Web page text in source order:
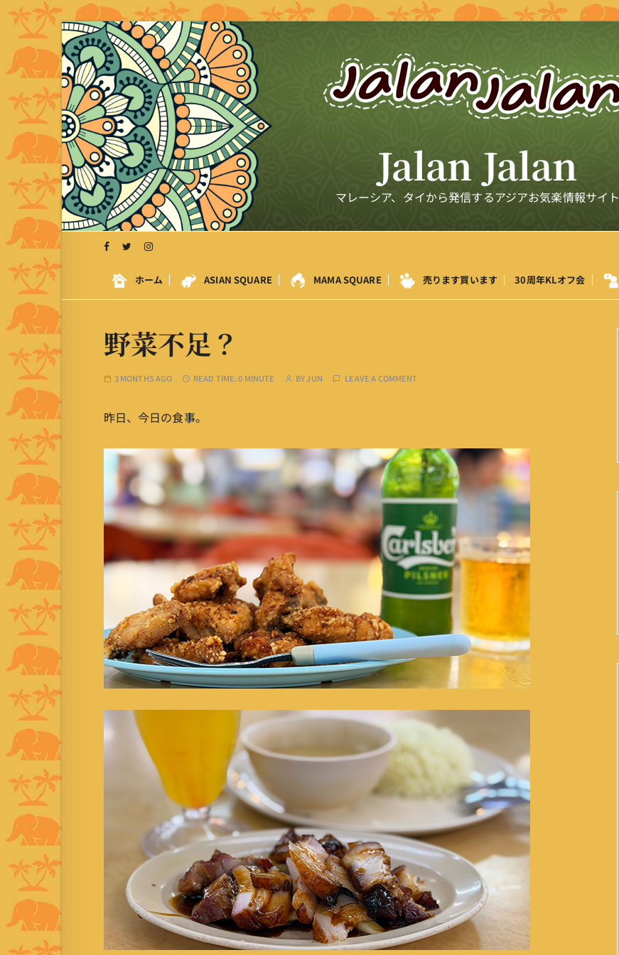
S
k
i
p
t
o
c
o
n
e
n
Jalan Jalan
マレーシア、タイから発信するアジアお気楽情報サイト
ホーム ASIAN SQUARE MAMA SQUARE 売ります買います 30周年KLオフ会
野菜不足？
3 MONTHS AGO READ TIME:0 MINUTE BYJUN LEAVE A COMMENT
昨日、今日の食事。